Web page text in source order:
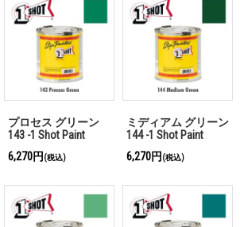
プロセス グリーン
143 -1 Shot Paint
6,270円 (税込)
ミディアム グリーン
144 -1 Shot Paint
6,270円 (税込)